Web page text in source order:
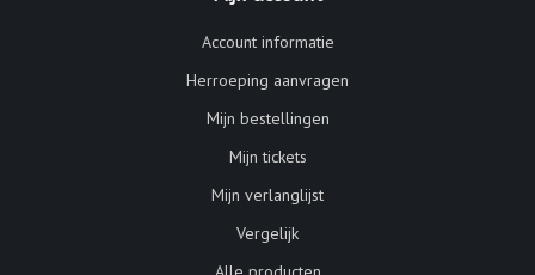
Account informatie
Herroeping aanvragen
Mijn bestellingen
Mijn tickets
Mijn verlanglijst
Vergelijk